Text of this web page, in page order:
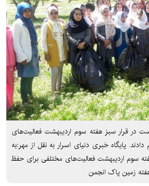
در قرار سبز هفته سوم اردیبهشت فعالیت‌های
پایگاه خبری دنیای اسرار به نقل از مهر:به
سوم اردیبهشت فعالیت‌های مختلفی برای حفظ
زمین پاک انجمن